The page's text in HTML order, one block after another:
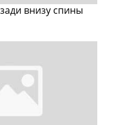
внизу спины